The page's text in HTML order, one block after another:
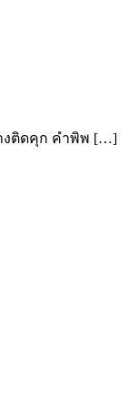
งติดคุก คำพิพ […]